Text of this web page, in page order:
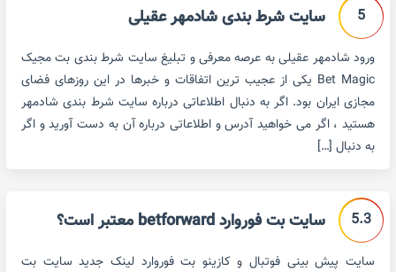
5 سایت شرط بندی شادمهر عقیلی
ورود شادمهر عقیلی به عرصه معرفی و تبلیغ سایت شرط بندی بت مجیک
Bet Magic یکی از عجیب ترین اتفاقات و خبرها در این روزهای فضای
مجازی ایران بود. اگر به دنبال اطلاعاتی درباره سایت شرط بندی شادمهر
هستید ، اگر می خواهید آدرس و اطلاعاتی درباره آن به دست آورید و اگر
به دنبال […]
5.3 سایت بت فوروارد betforward معتبر است؟
سایت پیش بینی فوتبال و کازینو بت فوروارد لینک جدید سایت بت